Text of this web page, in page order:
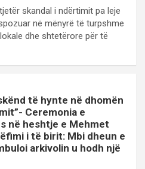
skandal i ndërtimit pa leje
në mënyrë të turpshme
dhe shtetërore për të
të hynte në dhomën
Ceremonia e
në heshtje e Mehmet
i të birit: Mbi dheun e
arkivolin u hodh një